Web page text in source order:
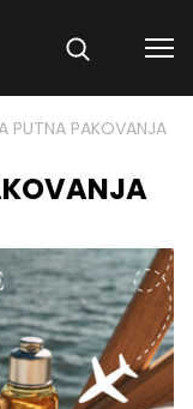
PUTNA PAKOVANJA